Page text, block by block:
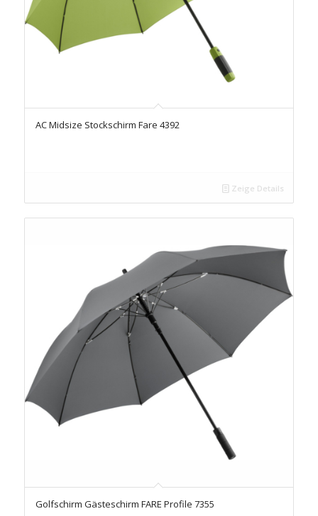
AC Midsize Stockschirm Fare 4392
Zeige Details
Golfschirm Gästeschirm FARE Profile 7355